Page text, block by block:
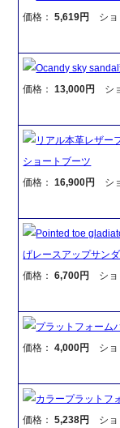
価格：5,619円 ショ
Ocandy sky
価格：13,000円 シ
リアル本革レザー
ショートブーツ
価格：16,900円 シ
Pointed toe
げレースアップサン
価格：6,700円 ショ
プラットフォーム
価格：4,000円 ショ
カラープラットフ
価格：5,238円 ショ